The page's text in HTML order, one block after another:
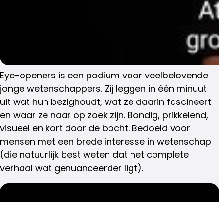
Eye-openers is een podium voor veelbelovende
jonge wetenschappers. Zij leggen in één minuut
uit wat hun bezighoudt, wat ze daarin fascineert
en waar ze naar op zoek zijn. Bondig, prikkelend,
visueel en kort door de bocht. Bedoeld voor
mensen met een brede interesse in wetenschap
(die natuurlijk best weten dat het complete
verhaal wat genuanceerder ligt).